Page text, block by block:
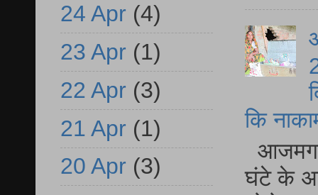
कि
घंटे के
24 Apr (4)
23 Apr (1)
22 Apr (3)
21 Apr (1)
20 Apr (3)